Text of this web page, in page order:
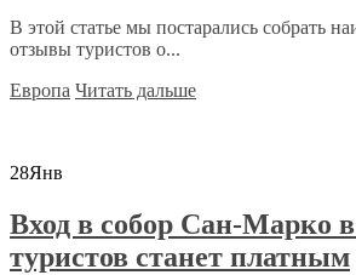
В этой статье мы постарались собрать
отзывы туристов о...
Европа Читать дальше
28Янв
Вход в собор Сан-Марко
туристов станет платным